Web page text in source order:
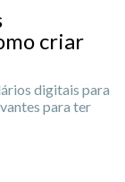
criar
digitais para
para ter